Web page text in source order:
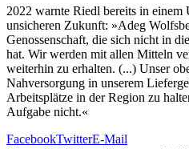
2022 warnte Riedl bereits in
unsicheren Zukunft: »Adeg
Genossenschaft, die sich nicht in
hat. Wir werden mit allen Mitteln
weiterhin zu erhalten. (...) Unser
Nahversorgung in unserem
Arbeitsplätze in der Region zu
Aufgabe nicht.«
FacebookTwitterE-Mail